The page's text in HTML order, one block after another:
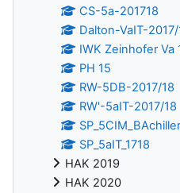
CS-5a-201718
Dalton-VaIT-2017/
IWK Zeinhofer Va
PH 15
RW-5DB-2017/18
RW'-5aIT-2017/18
SP_5aIT_1718
HAK 2019
HAK 2020